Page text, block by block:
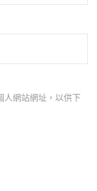
人網站網址，以供下